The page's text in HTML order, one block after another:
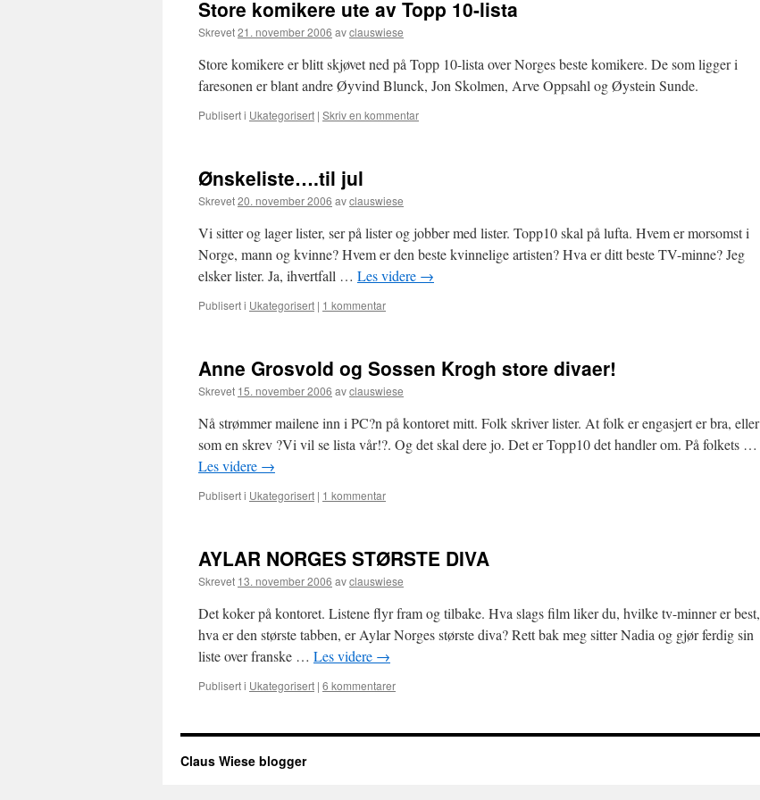
Store komikere ute av Topp 10-lista
Skrevet21. november 2006 avclauswiese
Store komikere er blitt skjøvet ned på Topp 10-lista over Norges beste komikere. De som ligger i
faresonen er blant andre Øyvind Blunck, Jon Skolmen, Arve Oppsahl og Øystein Sunde.
Publisert i Ukategorisert | Skriv en kommentar
Ønskeliste….til jul
Skrevet20. november 2006 avclauswiese
Vi sitter og lager lister, ser på lister og jobber med lister. Topp10 skal på lufta. Hvem er morsomst i
Norge, mann og kvinne? Hvem er den beste kvinnelige artisten? Hva er ditt beste TV-minne? Jeg
elsker lister. Ja, ihvertfall … Les videre →
Publisert i Ukategorisert | 1 kommentar
Anne Grosvold og Sossen Krogh store divaer!
Skrevet 15. november 2006 avclauswiese
Nå strømmer mailene inn i PC?n på kontoret mitt. Folk skriver lister. At folk er engasjert er bra, eller
som en skrev ?Vi vil se lista vår!?. Og det skal dere jo. Det er Topp10 det handler om. På folkets …
Les videre →
Publisert i Ukategorisert | 1 kommentar
AYLAR NORGES STØRSTE DIVA
Skrevet 13. november 2006 avclauswiese
Det koker på kontoret. Listene flyr fram og tilbake. Hva slags film liker du, hvilke tv-minner er best,
hva er den største tabben, er Aylar Norges største diva? Rett bak meg sitter Nadia og gjør ferdig sin
liste over franske … Les videre →
Publisert i Ukategorisert | 6 kommentarer
Claus Wiese blogger